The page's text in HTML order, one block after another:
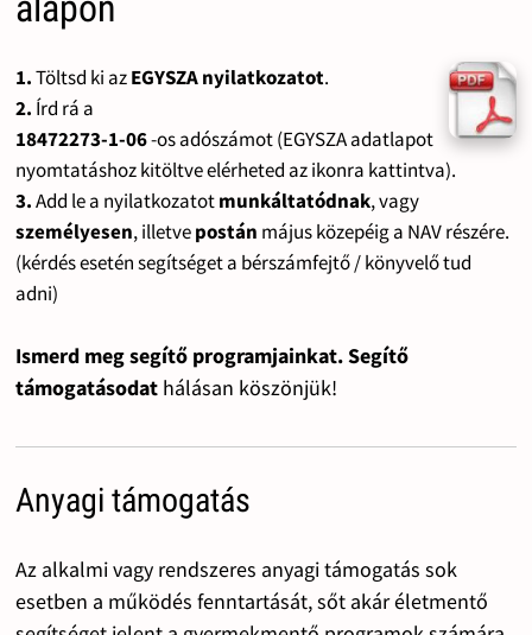
1.Töltsd ki azEGYSZA nyilatkozatot.
2. Írd rá a
18472273-1-06-os adószámot (EGYSZA adatlapot
nyomtatáshoz kitöltve elérheted az ikonra kattintva).
3.Add le a nyilatkozatotmunkáltatódnak, vagy
személyesen, illetvepostán május közepéig a NAV részére.
(kérdés esetén segítséget a bérszámfejtő / könyvelő tud
adni)
Ismerd meg segítő programjainkat. Segítő
támogatásodat hálásan köszönjük!
Anyagi támogatás
Az alkalmi vagy rendszeres anyagi támogatás sok
esetben a működés fenntartását, sőt akár életmentő